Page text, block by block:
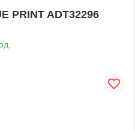
PRINT ADT32296